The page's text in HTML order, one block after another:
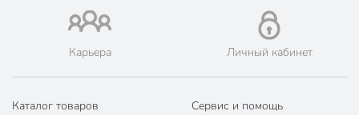
Карьера Личный кабинет
Каталог товаров Сервис и помощь